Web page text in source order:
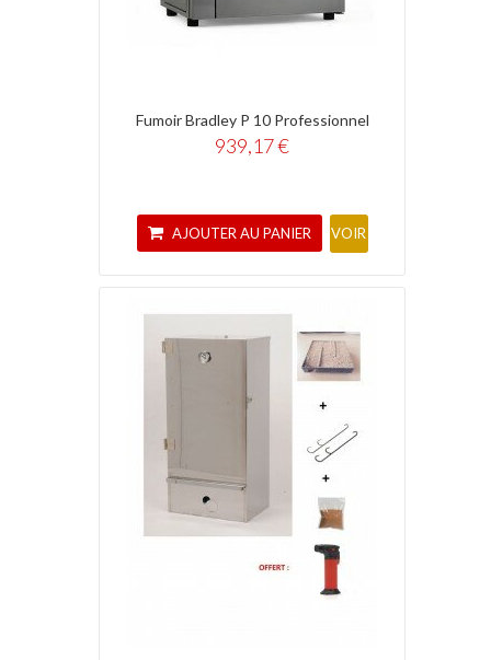
Fumoir Bradley P 10 Professionnel
939,17 €
AJOUTER AU PANIER VOIR